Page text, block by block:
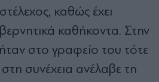
καθώς έχει
καθήκοντα. Στην
στο γραφείο του τότε
συνέχεια ανέλαβε τη